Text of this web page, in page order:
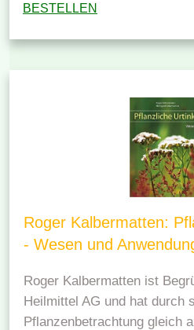
BESTELLEN
Roger Kalbermatten:
- Wesen und
Roger Kalbermatten ist
Heilmittel AG und hat durch
Pflanzenbetrachtung gleich